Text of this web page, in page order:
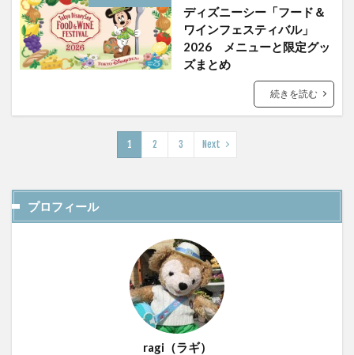
ディズニーシー「フード＆
ワインフェスティバル」
2026 メニューと限定グッ
ズまとめ
続きを読む
1 2 3 Next
プロフィール
ragi（ラギ）